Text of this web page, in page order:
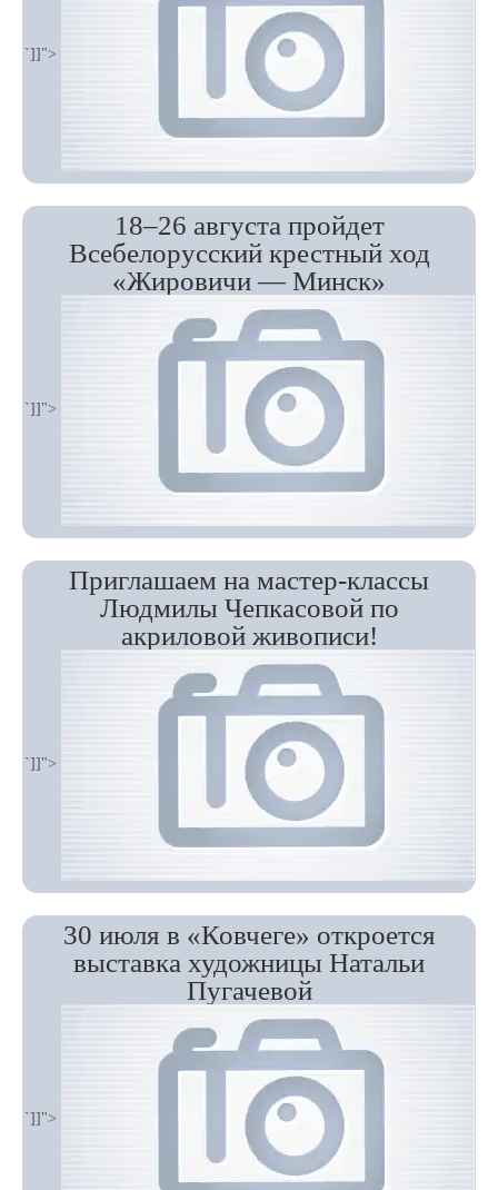
`]]">
18–26 августа пройдет
Всебелорусский крестный ход
«Жировичи — Минск»
`]]">
Приглашаем на мастер-классы
Людмилы Чепкасовой по
акриловой живописи!
`]]">
30 июля в «Ковчеге» откроется
выставка художницы Натальи
Пугачевой
`]]">